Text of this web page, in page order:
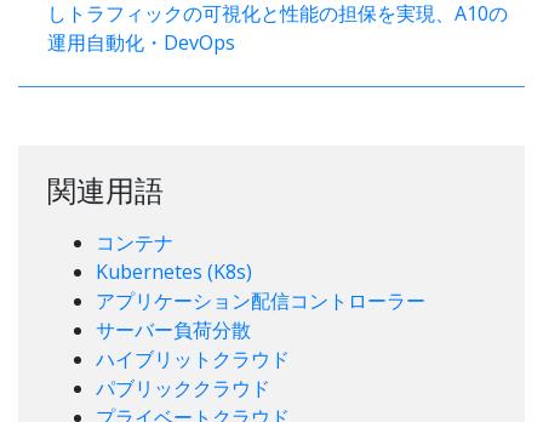
しトラフィックの可視化と性能の担保を実現、A10の
運用自動化・DevOps
関連用語
コンテナ
Kubernetes (K8s)
アプリケーション配信コントローラー
サーバー負荷分散
ハイブリットクラウド
パブリッククラウド